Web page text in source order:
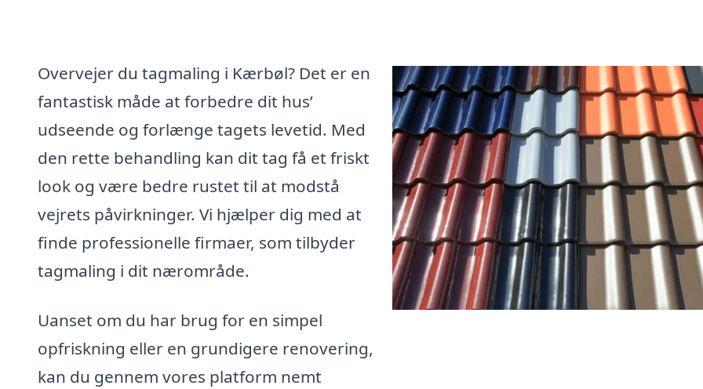
Overvejer du tagmaling i Kærbøl? Det er en
fantastisk måde at forbedre dit hus’
udseende og forlænge tagets levetid. Med
den rette behandling kan dit tag få et friskt
look og være bedre rustet til at modstå
vejrets påvirkninger. Vi hjælper dig med at
finde professionelle firmaer, som tilbyder
tagmaling i dit nærområde.
Uanset om du har brug for en simpel
opfriskning eller en grundigere renovering,
kan du gennem vores platform nemt